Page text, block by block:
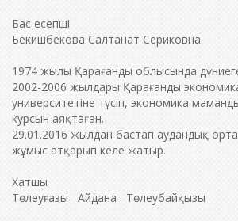
Бас есепші
Бекишбекова Салтанат Сериковна
1974 жылы Қарағанды облысында
2002-2006 жылдары Қарағанды
университетіне түсіп, экономика
курсын аяқтаған.
29.01.2016 жылдан бастап аудандық
жұмыс атқарып келе жатыр.
Хатшы
Төлеуғазы Айдана Төлеубайқызы